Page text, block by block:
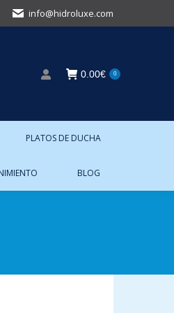
info@hidroluxe.com
0.00€ 0
PLATOS DE DUCHA
BLOG